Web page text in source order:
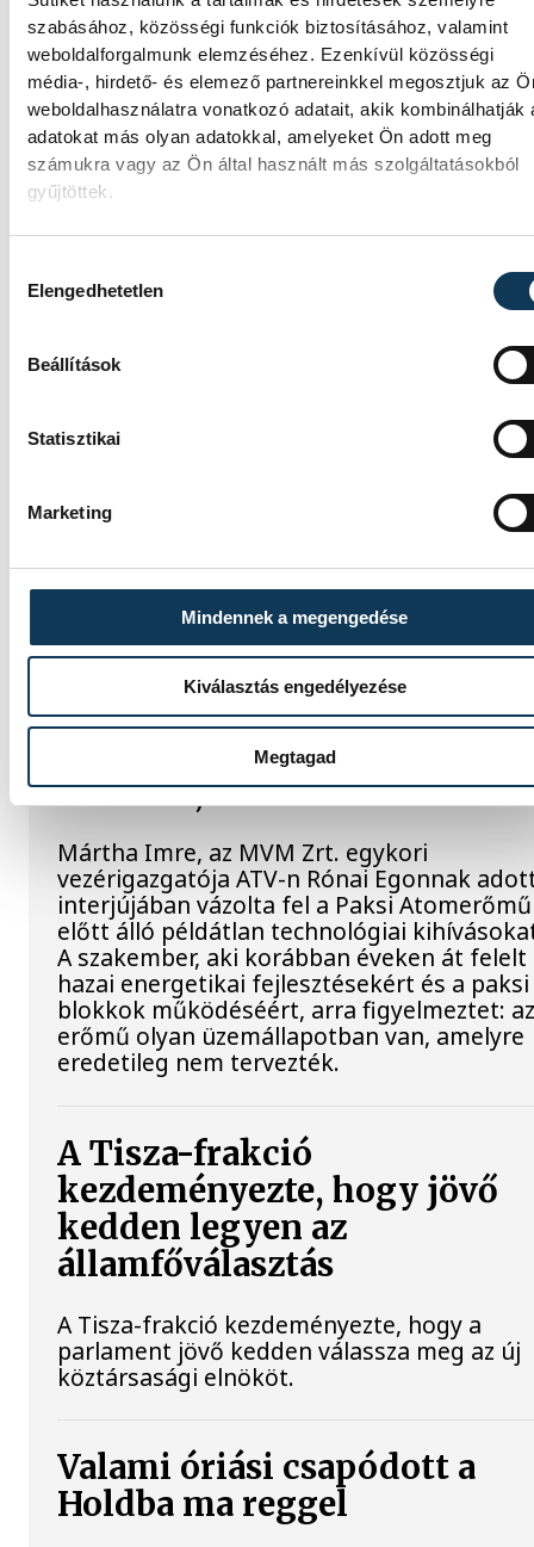
szabásához, közösségi funkciók biztosításához, valamint
weboldalforgalmunk elemzéséhez. Ezenkívül közösségi
média-, hirdető- és elemező partnereinkkel megosztjuk az
weboldalhasználatra vonatkozó adatait, akik kombinálhatják
adatokat más olyan adatokkal, amelyeket Ön adott meg
számukra vagy az Ön által használt más szolgáltatásokból
gyűjtöttek.
Elengedhetetlen
Beállítások
Statisztikai
Marketing
Mindennek a megengedése
Kiválasztás engedélyezése
Megtagad
amelyre minden eddiginél több, 22
vendéglátóhely 44 étellel indult. Egy
hely nyert...
Meglepték az elemzőket a
júliusi inflációs adatok
elemzők a júliusi, 1,2 százalékos inflációs
adatot.
világháborús leletek az
A folyó rekordalacsony vízállása miatt egy
csaknem komplett, II. világháborús német
DKW NZ 350-1 motorkerékpárbukkant elő
Batthyány téri rakpart sziklái alól, máshol
pedig egy közel féltonnás brit akna került
elő.
Késéltánc a Dunán: Mi
történik, ha leáll Paks?
Mártha Imre, az MVM Zrt. egykori
vezérigazgatója ATV-n Rónai Egonnak
interjújában vázolta fel a Paksi Atomerőmű
előtt álló példátlan technológiai
A szakember, aki korábban éveken át felelt
hazai energetikai fejlesztésekért és a paksi
blokkok működéséért, arra figyelmeztet:
erőmű olyan üzemállapotban van, amelyre
eredetileg nem tervezték.
A Tisza-frakció
kezdeményezte, hogy jövő
kedden legyen az
államfőválasztás
A Tisza-frakció kezdeményezte, hogy a
parlament jövő kedden válassza meg az új
köztársasági elnököt.
Valami óriási csapódott a
Holdba ma reggel